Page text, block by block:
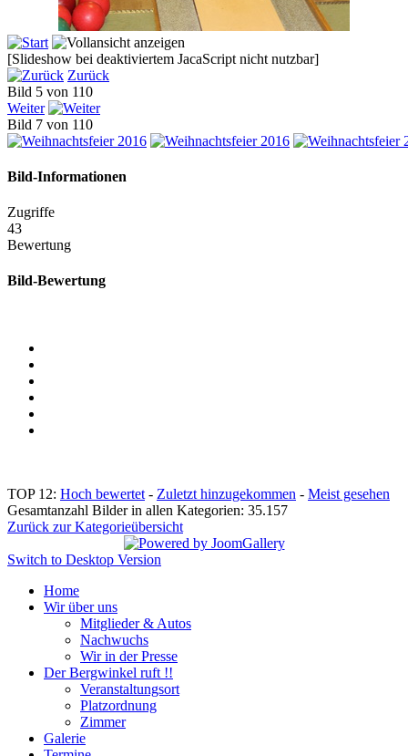
[Slideshow bei deaktiviertem JacaScript nicht nutzbar]
Zurück
Bild 5 von 110
Weiter
Bild 7 von 110
Bild-Informationen
Zugriffe
43
Bewertung
Bild-Bewertung
TOP 12: Hoch bewertet - Zuletzt hinzugekommen - Meist gesehen
Gesamtanzahl Bilder in allen Kategorien: 35.157
Zurück zur Kategorieübersicht
Switch to Desktop Version
Home
Wir über uns
Mitglieder & Autos
Nachwuchs
Wir in der Presse
Der Bergwinkel ruft !!
Veranstaltungsort
Platzordnung
Zimmer
Galerie